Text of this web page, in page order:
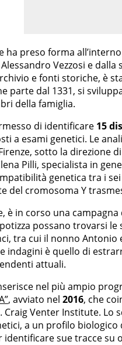
ha preso forma
Vezzosi e
e fonti storiche, è
parte dal 1331, si
della famiglia.
di identificare 15
a esami genetici. Le
sotto la direzione
Pilli, specialista in
genetica tra i
del cromosoma Y
è in corso una campagna
possano trovarsi
tra cui il nonno
indagini è quello di
attuali.
nel più ampio
, avviato nel 2016, che
Craig Venter Institute. Lo
a un profilo
identificare sue tracce su